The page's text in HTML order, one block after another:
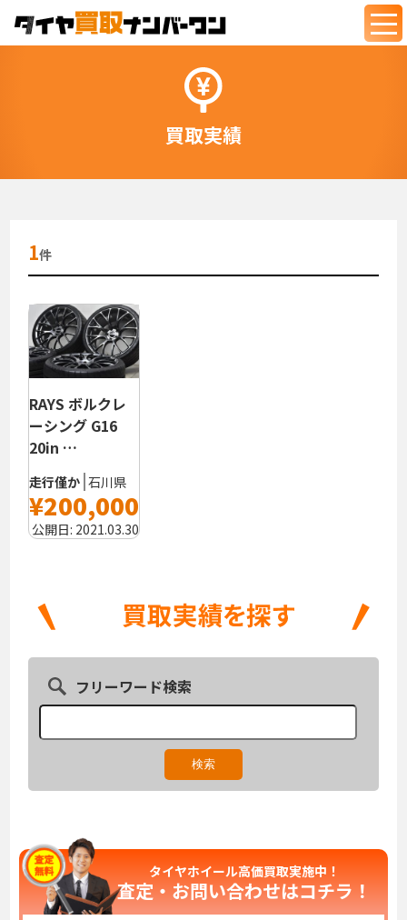
買取実績
1件
RAYS ボルクレ
ーシング G16
20in …
走行僅か 石川県
¥200,000
公開日: 2021.03.30
フリーワード検索
タイヤホイール高価買取実施中！
査定・お問い合わせはコチラ！